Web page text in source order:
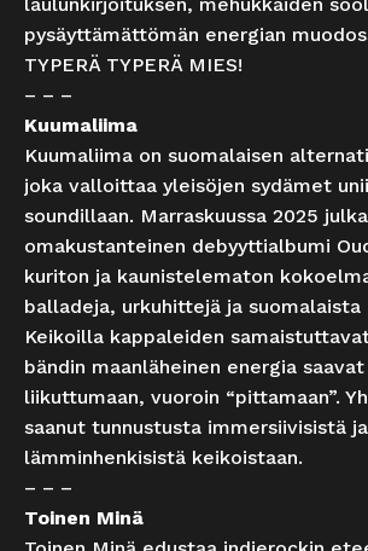
pysäyttämättömän energian
TYPERÄ TYPERÄ MIES!
– – –
Kuumaliima
Kuumaliima on suomalaisen
joka valloittaa yleisöjen sydämet
soundillaan. Marraskuussa 2025
omakustanteinen debyyttialbumi
kuriton ja kaunistelematon
balladeja, urkuhittejä ja suomalaista
Keikoilla kappaleiden
bändin maanläheinen energia
liikuttumaan, vuoroin “pittamaan”.
saanut tunnustusta immersiivisistä ja
lämminhenkisistä keikoistaan.
– – –
Toinen Minä